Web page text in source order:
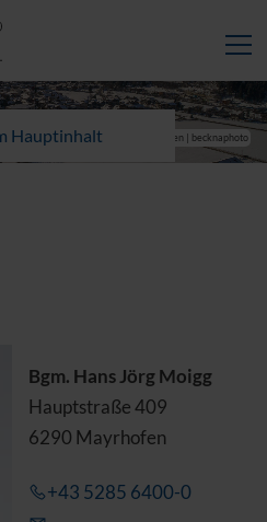
Hauptinhalt © TVB Mayrhofen | becknaphoto
Bgm. Hans Jörg Moigg
Hauptstraße 409
6290 Mayrhofen
+43 5285 6400-0